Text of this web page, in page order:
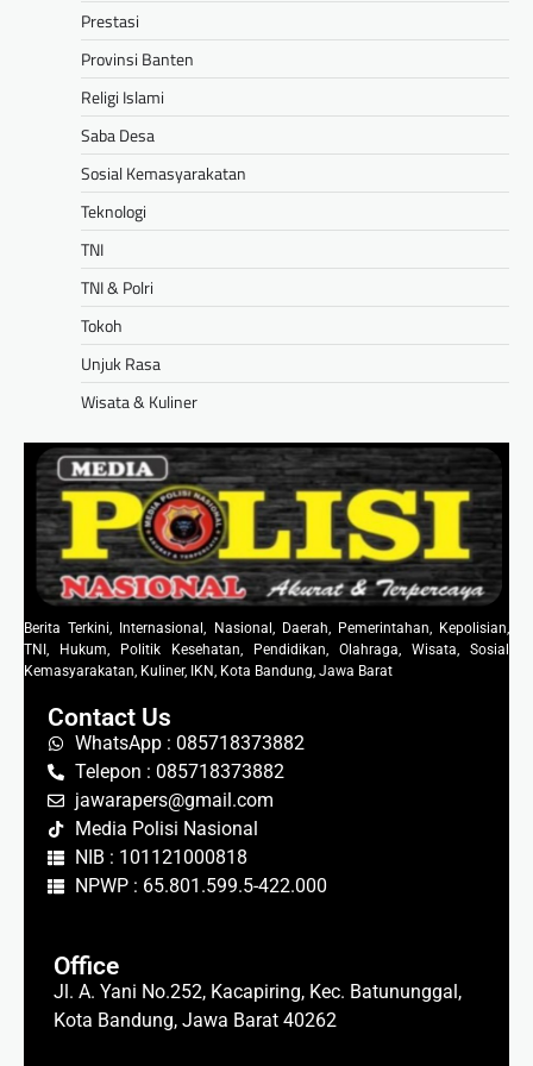
Prestasi
Provinsi Banten
Religi Islami
Saba Desa
Sosial Kemasyarakatan
Teknologi
TNI
TNI & Polri
Tokoh
Unjuk Rasa
Wisata & Kuliner
Berita Terkini, Internasional, Nasional, Daerah, Pemerintahan, Kepolisian,
TNI, Hukum, Politik Kesehatan, Pendidikan, Olahraga, Wisata, Sosial
Kemasyarakatan, Kuliner, IKN, Kota Bandung, Jawa Barat
Contact Us
WhatsApp : 085718373882
Telepon : 085718373882
jawarapers@gmail.com
Media Polisi Nasional
NIB : 101121000818
NPWP : 65.801.599.5-422.000
Office
Jl. A. Yani No.252, Kacapiring, Kec. Batununggal,
Kota Bandung, Jawa Barat 40262